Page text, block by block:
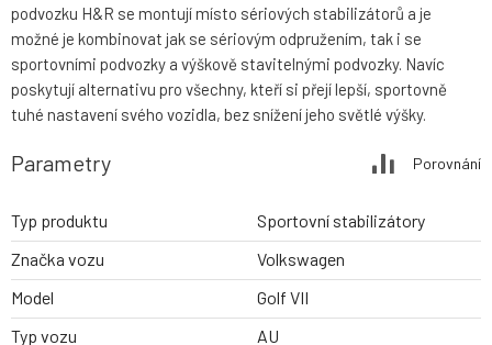
podvozku H&R se montují místo sériových stabilizátorů a je
možné je kombinovat jak se sériovým odpružením, tak i se
sportovními podvozky a výškově stavitelnými podvozky. Navíc
poskytují alternativu pro všechny, kteří si přejí lepší, sportovně
tuhé nastavení svého vozidla, bez snížení jeho světlé výšky.
Parametry Porovnání
Typ produktu
Sportovní stabilizátory
Značka vozu
Volkswagen
Model
Golf VII
Typ vozu
AU